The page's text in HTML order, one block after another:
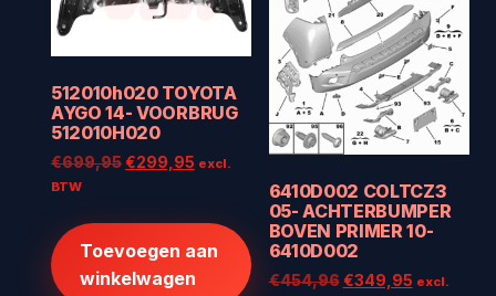
512010h020 TOYOTA
AYGO 14- VOORBRUG
512010H020
€699,95Oorspronkelijke
€299,95 Huidige
€299,95.
excl.
BTW
Toevoegen aan
winkelwagen
6410D002 COLTCZ3
05- ACHTERBUMPER
BOVEN PRIMER 10-
6410D002
€454,96 Oorspronkelijke
€349,95Huidige
excl.